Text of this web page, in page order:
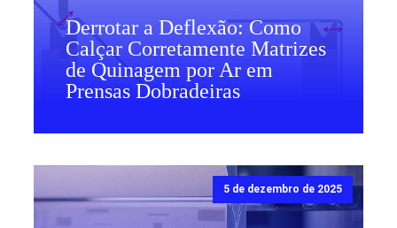
Derrotar a Deflexão: Como
Calçar Corretamente Matrizes
de Quinagem por Ar em
Prensas Dobradeiras
5 de dezembro de 2025